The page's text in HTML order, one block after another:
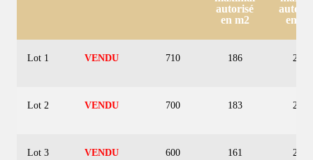
autorisé
en m2
en
Lot 1 VENDU 710 186 280
Lot 2 VENDU 700 183 260
Lot 3 VENDU 600 161 250